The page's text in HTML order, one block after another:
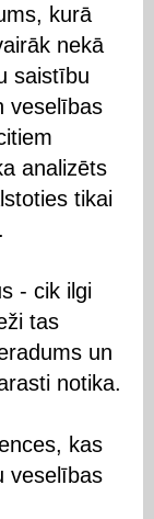
kurā
nekā
saistību
veselības
analizēts
tikai
- cik ilgi
tas
un
notika.
kas
veselības